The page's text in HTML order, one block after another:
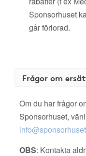
Sponsorhuset
går förlorad.
Frågor om
Om du har frågor
Sponsorhuset,
OBS: Kontakta